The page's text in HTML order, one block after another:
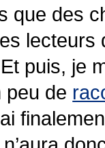
que des
lecteurs
puis, je
peu de